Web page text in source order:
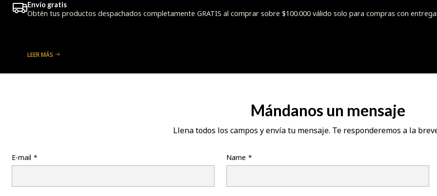
Envío gratis
Obtén tus productos despachados completamente GRATIS al comprar sobre $100.000 válido solo para compras con
LEER MÁS
Mándanos un mensaje
Llena todos los campos y envía tu mensaje. Te responderemos a la
E-mail * Name *